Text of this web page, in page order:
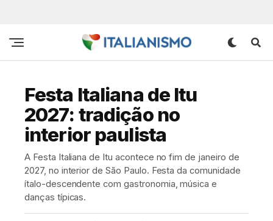
Festa Italiana de Itu
2027: tradição no
interior paulista
A Festa Italiana de Itu acontece no fim de janeiro de
2027, no interior de São Paulo. Festa da comunidade
ítalo-descendente com gastronomia, música e
danças típicas.